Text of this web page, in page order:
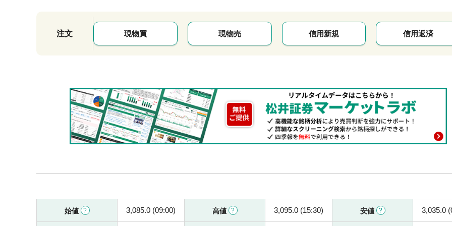
注文 現物買 現物売 信用新規 信用返済
始値 3,085.0 (09:00) 高値 3,095.0 (15:30) 安値 3,035.0